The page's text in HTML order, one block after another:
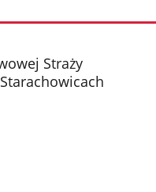
Straży